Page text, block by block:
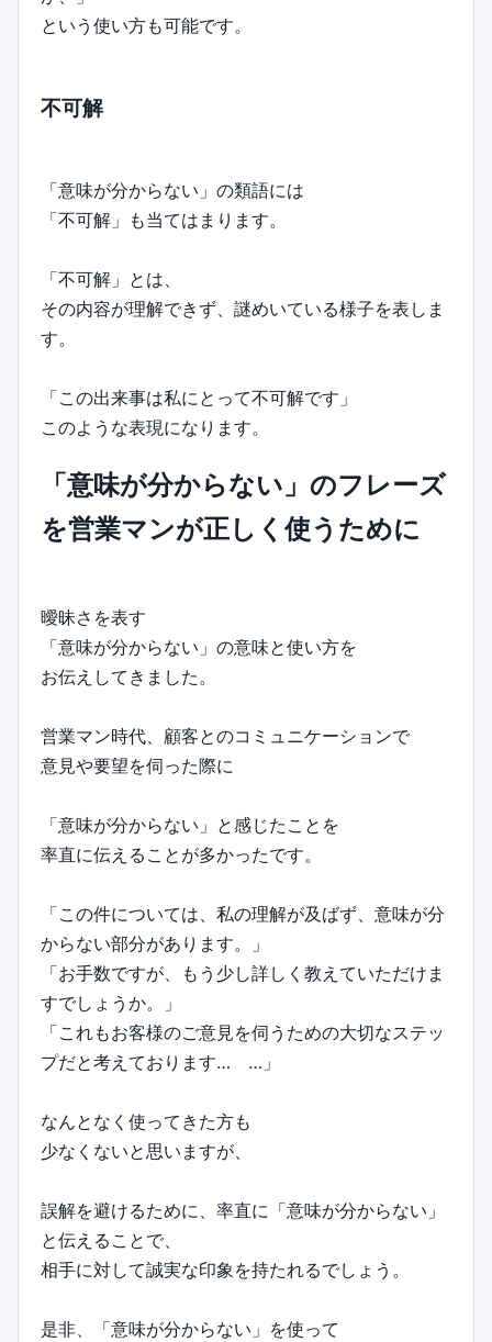
という使い方も可能です。
不可解
「意味が分からない」の類語には
「不可解」も当てはまります。
「不可解」とは、
その内容が理解できず、謎めいている様子を表しま
す。
「この出来事は私にとって不可解です」
このような表現になります。
「意味が分からない」のフレーズ
を営業マンが正しく使うために
曖昧さを表す
「意味が分からない」の意味と使い方を
お伝えしてきました。
営業マン時代、顧客とのコミュニケーションで
意見や要望を伺った際に
「意味が分からない」と感じたことを
率直に伝えることが多かったです。
「この件については、私の理解が及ばず、意味が分
からない部分があります。」
「お手数ですが、もう少し詳しく教えていただけま
すでしょうか。」
「これもお客様のご意見を伺うための大切なステッ
プだと考えております… …」
なんとなく使ってきた方も
少なくないと思いますが、
誤解を避けるために、率直に「意味が分からない」
と伝えることで、
相手に対して誠実な印象を持たれるでしょう。
是非、「意味が分からない」を使って